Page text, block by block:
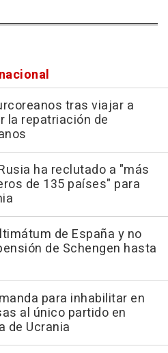
tras viajar a
la repatriación de
ha reclutado a "más
de 135 países" para
de España y no
de Schengen hasta
para inhabilitar en
al único partido en
de Ucrania